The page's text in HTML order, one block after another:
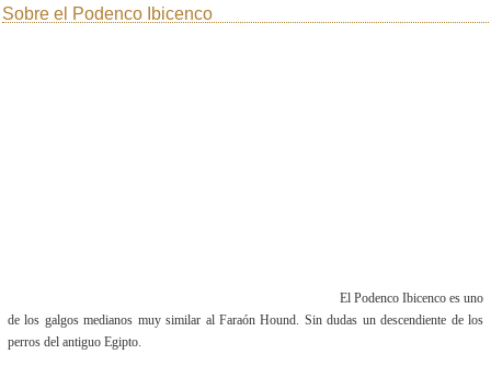
Sobre el Podenco Ibicenco
El Podenco Ibicenco es uno
de los galgos medianos muy similar al Faraón Hound. Sin dudas un descendiente de los
perros del antiguo Egipto.